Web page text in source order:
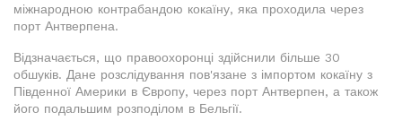
міжнародною контрабандою кокаїну, яка проходила через
порт Антверпена.
Відзначається, що правоохоронці здійснили більше 30
обшуків. Дане розслідування пов'язане з імпортом кокаїну з
Південної Америки в Європу, через порт Антверпен, а також
його подальшим розподілом в Бельгії.